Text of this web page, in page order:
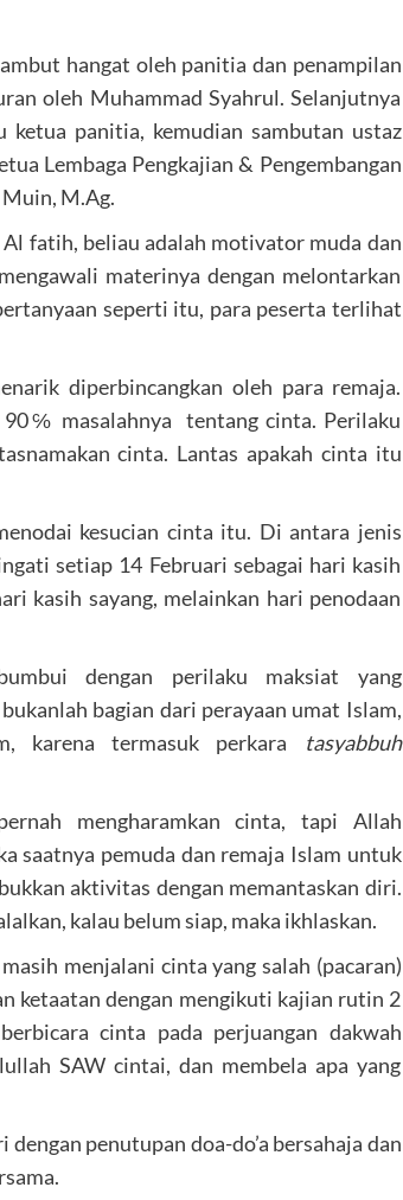
hangat oleh panitia dan penampilan
oleh Muhammad Syahrul. Selanjutnya
ketua panitia, kemudian sambutan ustaz
Lembaga Pengkajian & Pengembangan
M.Ag.
fatih, beliau adalah motivator muda dan
materinya dengan melontarkan
seperti itu, para peserta terlihat
diperbincangkan oleh para remaja.
90℅ masalahnya tentang cinta. Perilaku
cinta. Lantas apakah cinta itu
kesucian cinta itu. Di antara jenis
setiap 14 Februari sebagai hari kasih
kasih sayang, melainkan hari penodaan
dengan perilaku maksiat yang
bagian dari perayaan umat Islam,
karena termasuk perkara
tasyabbuh
mengharamkan cinta, tapi Allah
saatnya pemuda dan remaja Islam untuk
aktivitas dengan memantaskan diri.
kalau belum siap, maka ikhlaskan.
menjalani cinta yang salah (pacaran)
ketaatan dengan mengikuti kajian rutin 2
cinta pada perjuangan dakwah
SAW cintai, dan membela apa yang
penutupan doa-do’a bersahaja dan